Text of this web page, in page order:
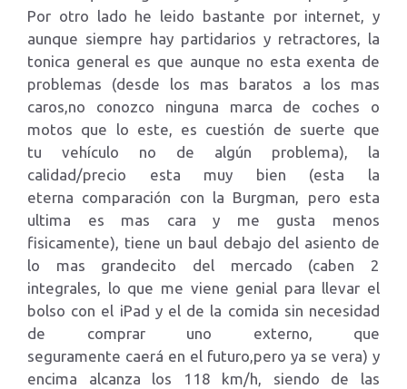
Por otro lado he leido bastante por internet, y
aunque siempre hay partidarios y retractores, la
tonica general es que aunque no esta exenta de
problemas (desde los mas baratos a los mas
caros,no conozco ninguna marca de coches o
motos que lo este, es cuestión de suerte que
tu vehículo no de algún problema), la
calidad/precio esta muy bien (esta la
eterna comparación con la Burgman, pero esta
ultima es mas cara y me gusta menos
fisicamente), tiene un baul debajo del asiento de
lo mas grandecito del mercado (caben 2
integrales, lo que me viene genial para llevar el
bolso con el iPad y el de la comida sin necesidad
de comprar uno externo, que
seguramente caerá en el futuro,pero ya se vera) y
encima alcanza los 118 km/h, siendo de las